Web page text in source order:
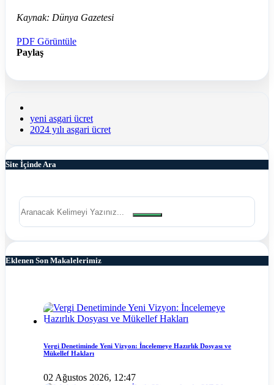
Kaynak: Dünya Gazetesi
PDF Görüntüle
Paylaş
yeni asgari ücret
2024 yılı asgari ücret
Site İçinde Ara
Eklenen Son Makalelerimiz
Vergi Denetiminde Yeni Vizyon: İncelemeye Hazırlık Dosyası ve
Mükellef Hakları
02 Ağustos 2026, 12:47